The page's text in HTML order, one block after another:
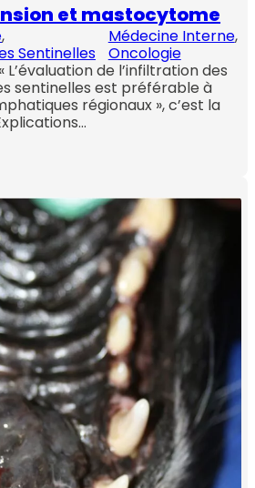
et mastocytome
,
Sentinelles
Médecine Interne,
Oncologie
L’évaluation de l’infiltration des
sentinelles est préférable à
régionaux », c’est la